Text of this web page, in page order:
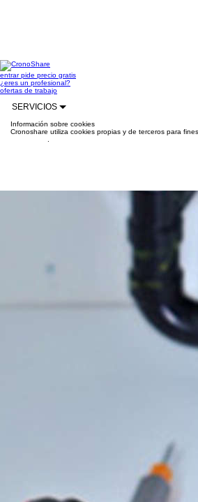
entrarpide precio gratis
¿eres un profesional?
ofertas de trabajo
SERVICIOS
Información sobre cookies
Cronoshare utiliza cookies propias y de terceros para